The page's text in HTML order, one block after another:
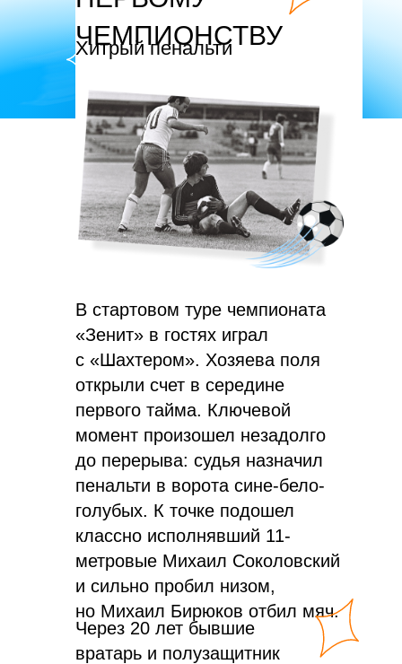
ЧЕМПИОНСТВУ
В стартовом туре чемпионата
«Зенит» в гостях играл
с «Шахтером». Хозяева поля
открыли счет в середине
первого тайма. Ключевой
момент произошел незадолго
до перерыва: судья назначил
пенальти в ворота сине-бело-
голубых. К точке подошел
классно исполнявший 11-
метровые Михаил Соколовский
и сильно пробил низом,
но Михаил Бирюков отбил мяч.
Хитрый пенальти
Через 20 лет бывшие
вратарь и полузащитник